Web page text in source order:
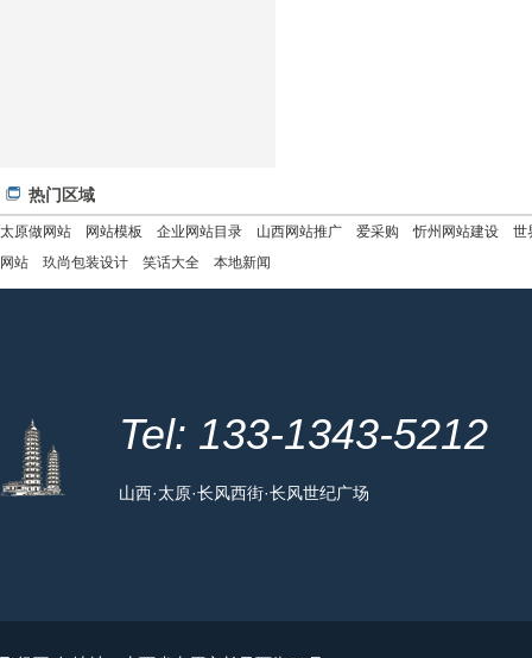
热门区域
太原做网站 网站模板 企业网站目录 山西网站推广 爱采购 忻州网站建设
世
网站
玖尚包装设计 笑话大全 本地新闻
Tel: 133-1343-5212
山西·太原·长风西街·长风世纪广场